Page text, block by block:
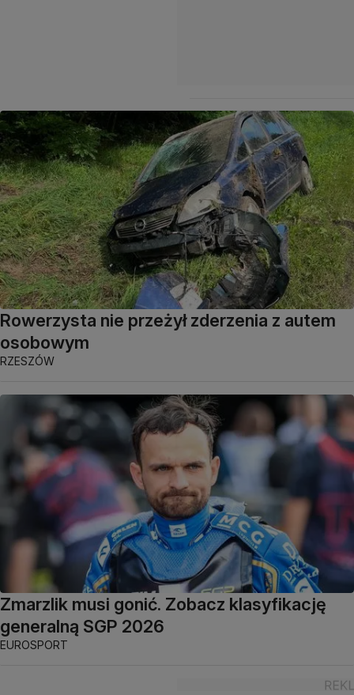
Rowerzysta nie przeżył zderzenia z autem
osobowym
RZESZÓW
Zmarzlik musi gonić. Zobacz klasyfikację
generalną SGP 2026
EUROSPORT